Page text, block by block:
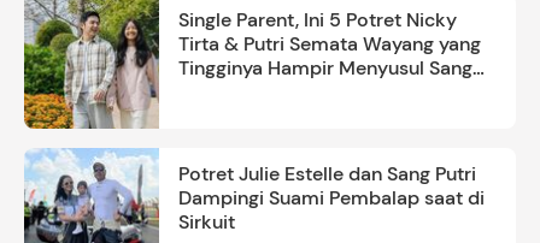
Single Parent, Ini 5 Potret Nicky
Tirta & Putri Semata Wayang yang
Tingginya Hampir Menyusul Sang
Potret Julie Estelle dan Sang Putri
Dampingi Suami Pembalap saat di
Sirkuit